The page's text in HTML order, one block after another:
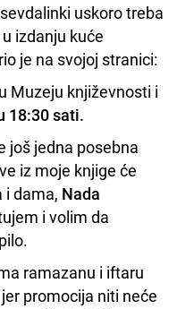
uskoro treba
izdanju kuće
je na svojoj stranici:
Muzeju književnosti i
18:30 sati.
još jedna posebna
iz moje knjige će
i dama, Nada
i volim da
ramazanu i iftaru
promocija niti neće